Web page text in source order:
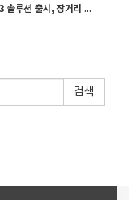
[보도자료] 마이크로칩, TimeProvider® 4500 v3 솔루션 출시, 장거리 광네트워크 통해 최대 800km 구간까지 서브나노초 수준의 고정확도 시간 전송 제공